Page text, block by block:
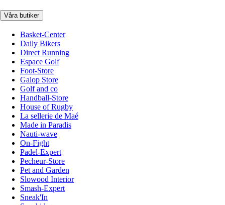
Våra butiker
Basket-Center
Daily Bikers
Direct Running
Espace Golf
Foot-Store
Galop Store
Golf and co
Handball-Store
House of Rugby
La sellerie de Maé
Made in Paradis
Nauti-wave
On-Fight
Padel-Expert
Pecheur-Store
Pet and Garden
Slowood Interior
Smash-Expert
Sneak'In